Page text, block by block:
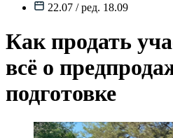
22.07 / ред. 18.09
Как продать
всё о
подготовке